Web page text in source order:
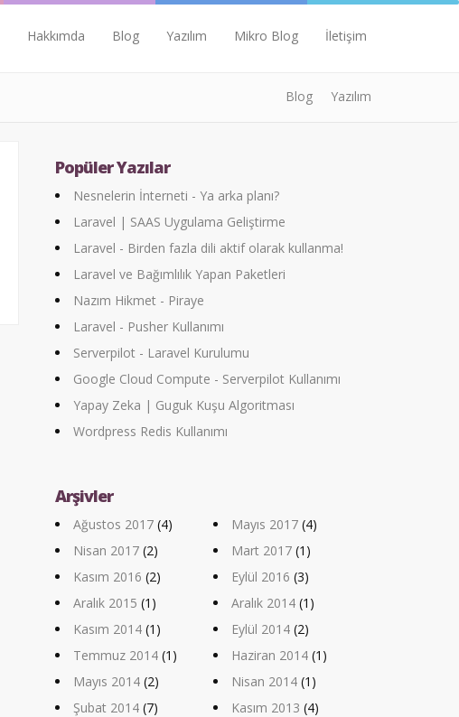
Hakkımda Blog Yazılım Mikro Blog İletişim
Blog Yazılım
Popüler Yazılar
Nesnelerin İnterneti - Ya arka planı?
Laravel | SAAS Uygulama Geliştirme
Laravel - Birden fazla dili aktif olarak kullanma!
Laravel ve Bağımlılık Yapan Paketleri
Nazım Hikmet - Piraye
Laravel - Pusher Kullanımı
Serverpilot - Laravel Kurulumu
Google Cloud Compute - Serverpilot Kullanımı
Yapay Zeka | Guguk Kuşu Algoritması
Wordpress Redis Kullanımı
Arşivler
Ağustos 2017 (4) Mayıs 2017 (4)
Nisan 2017 (2) Mart 2017 (1)
Kasım 2016 (2) Eylül 2016 (3)
Aralık 2015 (1) Aralık 2014 (1)
Kasım 2014 (1) Eylül 2014 (2)
Temmuz 2014 (1) Haziran 2014 (1)
Mayıs 2014 (2) Nisan 2014 (1)
Şubat 2014 (7) Kasım 2013 (4)